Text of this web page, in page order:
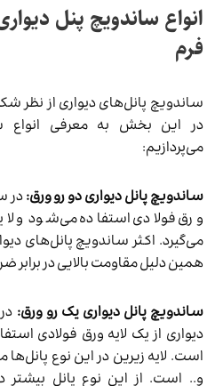
انواع ساندویچ پنل
فرم
ساندویچ پانل‌های دیواری از نظر
در این بخش به معرفی انواع
می‌پردازیم:
ساندویچ پانل دیواری دو رو ورق:در
ورق فولادی استفاده می‌شود و
می‌گیرد. اکثر ساندویچ پانل‌های
همین دلیل مقاومت بالایی در برابر
ساندویچ پانل دیواری یک رو ورق:
دیواری از یک لایه ورق فولادی
است. لایه زیرین در این نوع پانل‌ها
و.. است. از این نوع پانل